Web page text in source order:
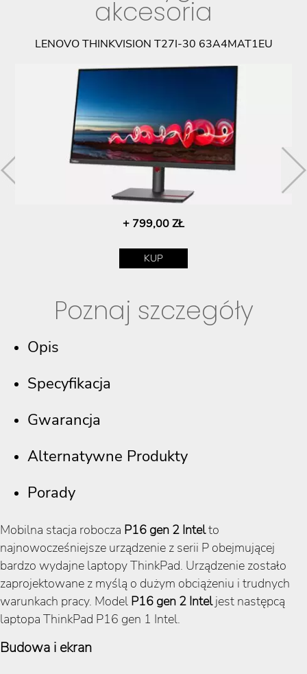
akcesoria
LENOVO THINKVISION T27I-30 63A4MAT1EU
+ 799,00 ZŁ
KUP
Poznaj szczegóły
Opis
Specyfikacja
Gwarancja
Alternatywne Produkty
Porady
Mobilna stacja robocza P16 gen 2 Intelto
najnowocześniejsze urządzenie z serii P obejmującej
bardzo wydajne laptopy ThinkPad. Urządzenie zostało
zaprojektowane z myślą o dużym obciążeniu i trudnych
warunkach pracy. Model P16 gen 2 Inteljest następcą
laptopa ThinkPad P16 gen 1 Intel.
Budowa i ekran